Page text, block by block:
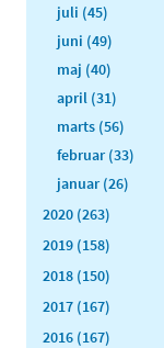
juli (45)
juni (49)
maj (40)
april (31)
marts (56)
februar (33)
januar (26)
2020 (263)
2019 (158)
2018 (150)
2017 (167)
2016 (167)